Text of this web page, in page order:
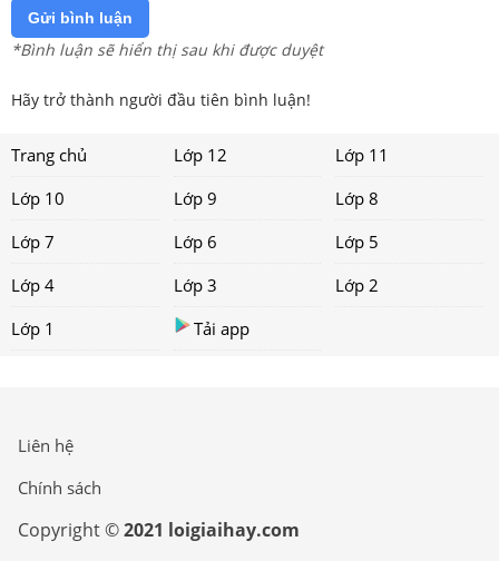
Gửi bình luận
*Bình luận sẽ hiển thị sau khi được duyệt
Hãy trở thành người đầu tiên bình luận!
Trang chủ Lớp 12
Lớp 11
Lớp 10
Lớp 9
Lớp 8
Lớp 7
Lớp 6
Lớp 5
Lớp 4
Lớp 3
Lớp 2
Lớp 1
Tải app
Liên hệ
Chính sách
Copyright ©2021 loigiaihay.com